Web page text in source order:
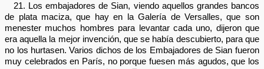
21. Los embajadores de Sian, viendo aquellos grandes bancos
de plata maciza, que hay en la Galería de Versalles, que son
menester muchos hombres para levantar cada uno, dijeron que
era aquella la mejor invención, que se había descubierto, para que
no los hurtasen. Varios dichos de los Embajadores de Sian fueron
muy celebrados en París, no porque fuesen más agudos, que los